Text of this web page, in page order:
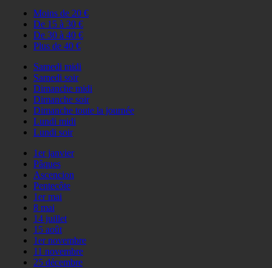
Moins de 20 €
De 15 à 30 €
De 30 à 40 €
Plus de 40 €
Samedi midi
Samedi soir
Dimanche midi
Dimanche soir
Dimanche toute la journée
Lundi midi
Lundi soir
1er janvier
Pâques
Ascencion
Pentecôte
1er mai
8 mai
14 juillet
15 août
1er novembre
11 novembre
25 décembre